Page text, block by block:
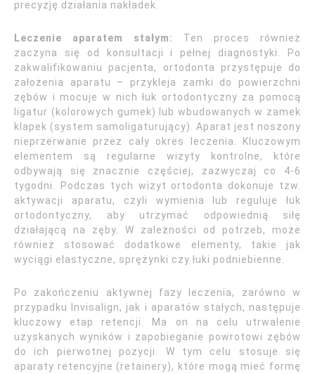
precyzję działania nakładek.
Leczenie aparatem stałym:
Ten proces również
zaczyna się od konsultacji i pełnej diagnostyki. Po
zakwalifikowaniu pacjenta, ortodonta przystępuje do
założenia aparatu – przykleja zamki do powierzchni
zębów i mocuje w nich łuk ortodontyczny za pomocą
ligatur (kolorowych gumek) lub wbudowanych w zamek
klapek (system samoligaturujący). Aparat jest noszony
nieprzerwanie przez cały okres leczenia. Kluczowym
elementem są regularne wizyty kontrolne, które
odbywają się znacznie częściej, zazwyczaj co 4-6
tygodni. Podczas tych wizyt ortodonta dokonuje tzw.
aktywacji aparatu, czyli wymienia lub reguluje łuk
ortodontyczny, aby utrzymać odpowiednią siłę
działającą na zęby. W zależności od potrzeb, może
również stosować dodatkowe elementy, takie jak
wyciągi elastyczne, sprężynki czy łuki podniebienne.
Po zakończeniu aktywnej fazy leczenia, zarówno w
przypadku Invisalign, jak i aparatów stałych, następuje
kluczowy etap retencji. Ma on na celu utrwalenie
uzyskanych wyników i zapobieganie powrotowi zębów
do ich pierwotnej pozycji. W tym celu stosuje się
aparaty retencyjne (retainery), które mogą mieć formę